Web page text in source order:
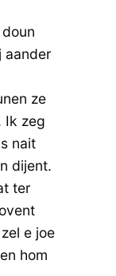
aander
ze
Ik zeg
nait
dijent.
ter
e joe
hom